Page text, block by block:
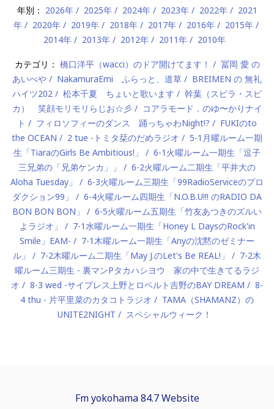
年別： 2026年 2025年 2024年 2023年 2022年
2021
年
2020年 2019年 2018年 2017年 2016年
2015年
2014年
2013年 2012年 2011年 2010年
カテゴリ： 橋口洋平（wacci）のドア開けてます！
冨岡 愛 の
あいべや
NakamuraEmi ふらっと、道草
BREIMEN の 無礼
ハイツ202
松本千夏 ちょいと歌います
幹葉（スピラ・スピ
カ） 笑顔モリモリらじお☆彡
コアラモード．のゆ〜かりナイ
ト
フィロソフィーのダンス 踊っちゃわNight!?
FUKIのto
the OCEAN
2 tue -トミタ栞のだめラジオ
5-1月曜ルーム一期
生「TiaraのGirls Be Ambitious!」
6-1火曜ルーム一期生「逗子
三兄弟の「兄弟ケンカ」」
6-2火曜ルーム二期生「平井大の
Aloha Tuesday」
6-3火曜ルーム三期生「99RadioServiceのプロ
ダクション99」
6-4火曜ルーム四期生「N.O.B.U!!! のRADIO DA
BON BON BON」
6-5火曜ルーム五期生「竹友あつきのズルい
よラジオ」
7-1水曜ルーム一期生「Honey L DaysのRock'in
Smile」EAM-
7-1木曜ルーム一期生「Anyの沈黙のゼミナー
ル」
7-2木曜ルーム二期生「May J.のLet's Be REAL!」
7-2木
曜ルーム三期生 - 裏マンPタカハシヨウ 家の中で生きてるラジ
オ
8-3 wed -サイプレス上野とロベルト吉野のBAY DREAM
8-
4 thu - 片平里菜のカタコトラジオ
TAMA（SHAMANZ）の
UNITE2NIGHT
スペシャルウィーク！
Fm yokohama 84.7 Website